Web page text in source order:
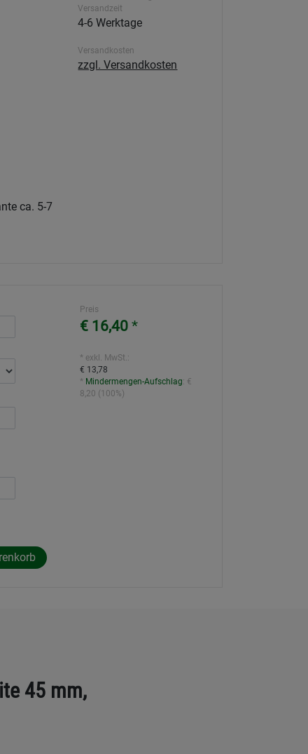
ca. 5-7
Versandzeit
4-6 Werktage
Versandkosten
zzgl. Versandkosten
Preis
€ 16,40 *
* exkl. MwSt.:
€ 13,78
* Mindermengen-Aufschlag: €
8,20 (100%)
45 mm,